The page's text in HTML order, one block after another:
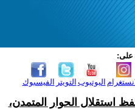
على:
الفيسبوك التويتر اليوتيوب
استقلال الحوار المتمدن،